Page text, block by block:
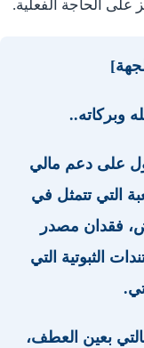
على الحاجة الفعلية.
وبركاته..
على دعم مالي
التي تتمثل في
فقدان مصدر
الثبوتية التي
بعين العطف،